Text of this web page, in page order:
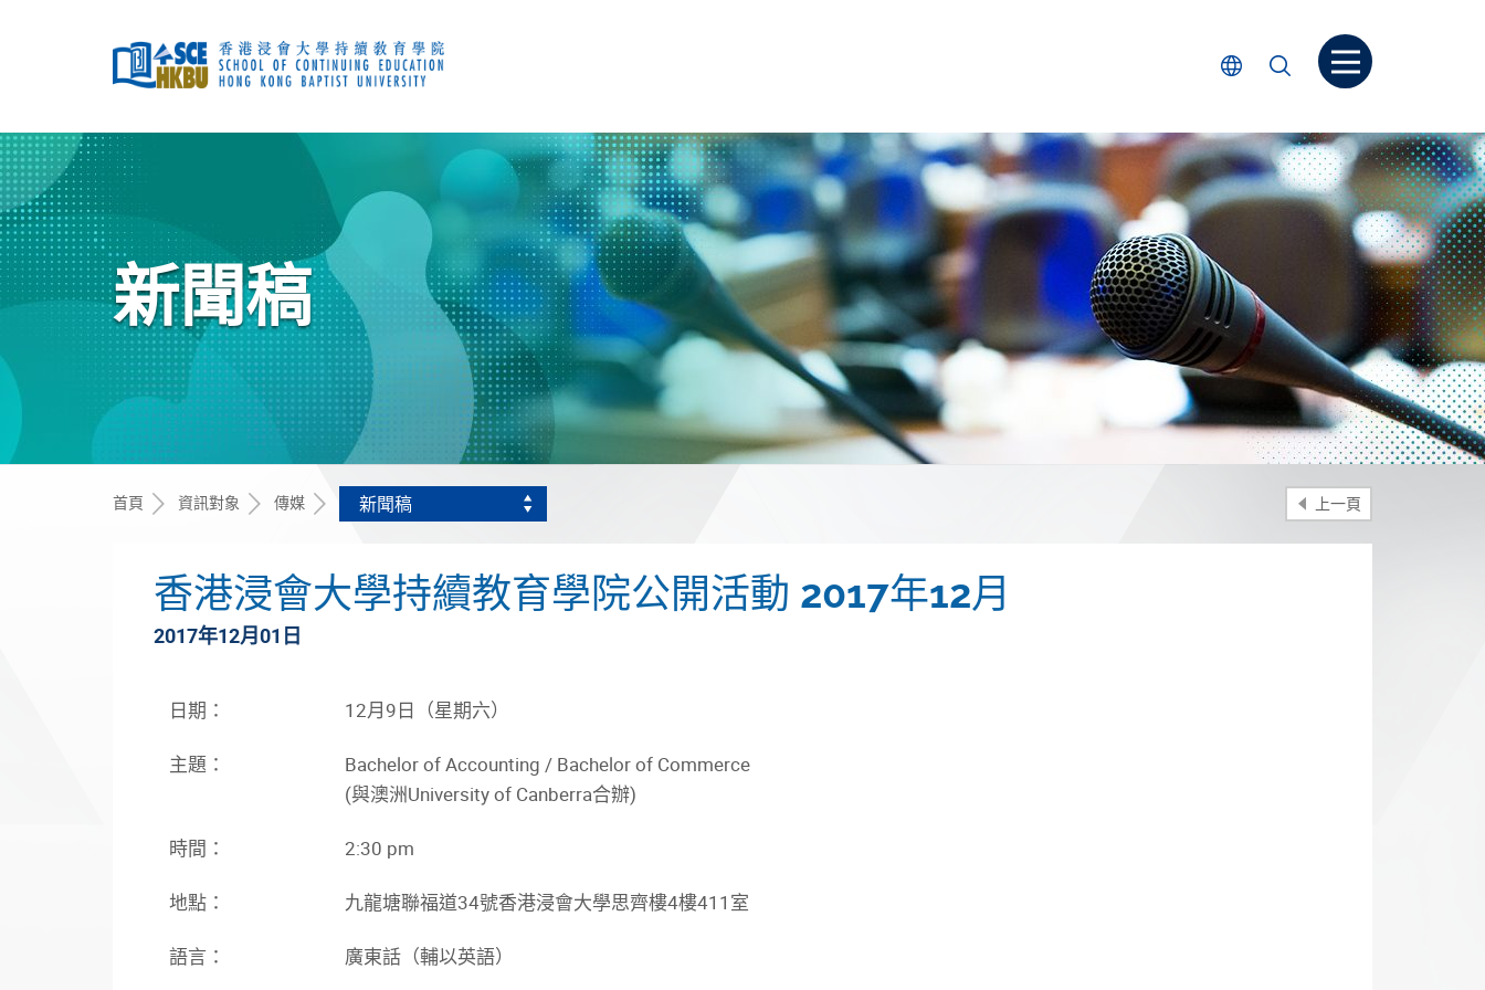
選擇語言
搜尋 打開菜单
開
始
主
要
內
容
新聞稿
首頁 資訊對象 傳媒 新聞稿 上一頁
香港浸會大學持續教育學院公開活動 2017年12月
2017年12月01日
日期： 12月9日（星期六）
主題：
Bachelor of Accounting / Bachelor of Commerce
(與澳洲University of Canberra合辦)
時間： 2:30 pm
地點： 九龍塘聯福道34號香港浸會大學思齊樓4樓411室
語言： 廣東話（輔以英語）